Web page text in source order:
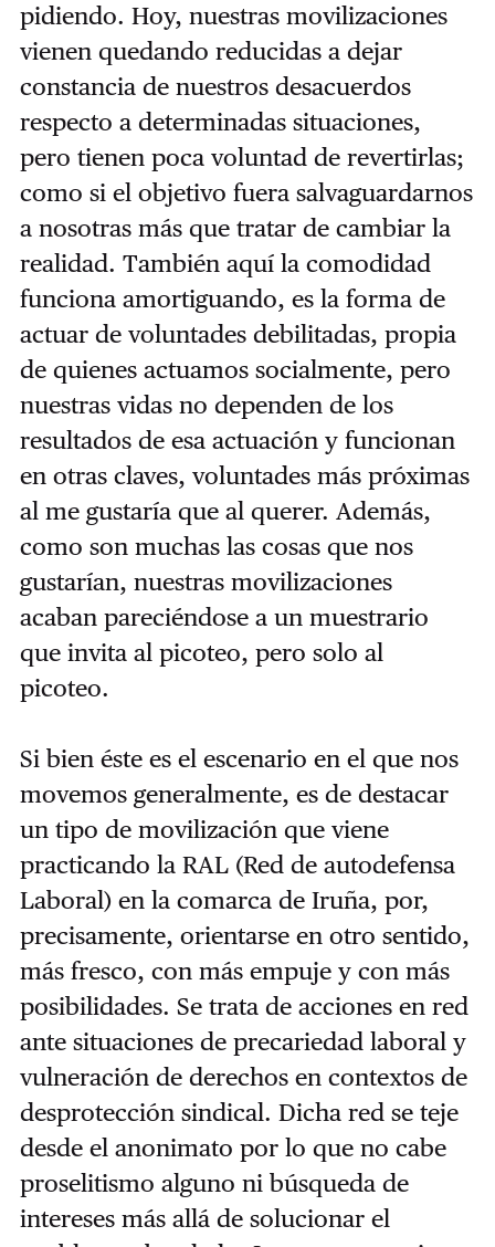
pidiendo. Hoy, nuestras movilizaciones
vienen quedando reducidas a dejar
constancia de nuestros desacuerdos
respecto a determinadas situaciones,
pero tienen poca voluntad de revertirlas;
como si el objetivo fuera salvaguardarnos
a nosotras más que tratar de cambiar la
realidad. También aquí la comodidad
funciona amortiguando, es la forma de
actuar de voluntades debilitadas, propia
de quienes actuamos socialmente, pero
nuestras vidas no dependen de los
resultados de esa actuación y funcionan
en otras claves, voluntades más próximas
al me gustaría que al querer. Además,
como son muchas las cosas que nos
gustarían, nuestras movilizaciones
acaban pareciéndose a un muestrario
que invita al picoteo, pero solo al
picoteo.
Si bien éste es el escenario en el que nos
movemos generalmente, es de destacar
un tipo de movilización que viene
practicando la RAL (Red de autodefensa
Laboral) en la comarca de Iruña, por,
precisamente, orientarse en otro sentido,
más fresco, con más empuje y con más
posibilidades. Se trata de acciones en red
ante situaciones de precariedad laboral y
vulneración de derechos en contextos de
desprotección sindical. Dicha red se teje
desde el anonimato por lo que no cabe
proselitismo alguno ni búsqueda de
intereses más allá de solucionar el